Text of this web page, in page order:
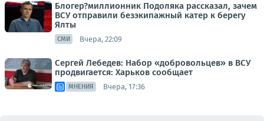
Блогер?миллионник Подоляка рассказал, зачем
ВСУ отправили безэкипажный катер к берегу
Ялты
СМИ Вчера, 22:09
Сергей Лебедев: Набор «добровольцев» в ВСУ
продвигается: Харьков сообщает
МНЕНИЯ Вчера, 17:36